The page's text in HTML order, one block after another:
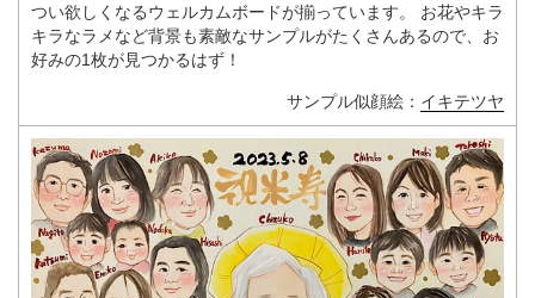
つい欲しくなるウェルカムボードが揃っています。 お花やキラ
キラなラメなど背景も素敵なサンプルがたくさんあるので、お
好みの1枚が見つかるはず！
サンプル似顔絵： イキテツヤ